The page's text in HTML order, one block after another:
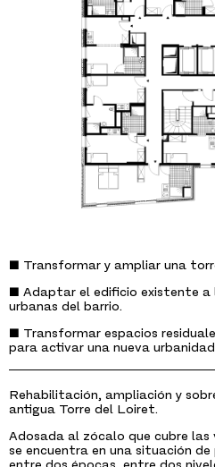
■ Transformar y ampliar una
■ Adaptar el edificio existente a
urbanas del barrio.
■ Transformar espacios
para activar una nueva
Rehabilitación, ampliación y
antigua Torre del Loiret.
Adosada al zócalo que cubre
se encuentra en una situación